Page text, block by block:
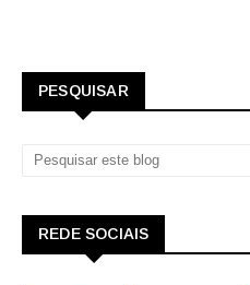
PESQUISAR
REDE SOCIAIS